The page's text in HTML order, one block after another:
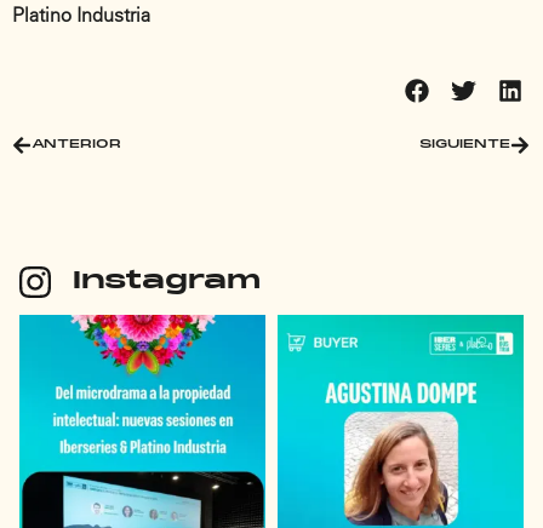
Platino Industria
ANTERIOR SIGUIENTE
Instagram